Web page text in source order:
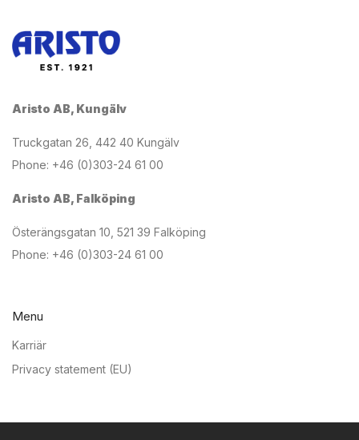
Aristo AB, Kungälv
Truckgatan 26, 442 40 Kungälv
Phone: +46 (0)303-24 61 00
Aristo AB, Falköping
Österängsgatan 10, 521 39 Falköping
Phone: +46 (0)303-24 61 00
Menu
Karriär
Privacy statement (EU)